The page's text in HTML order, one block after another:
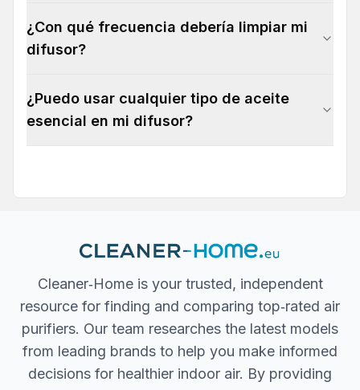
¿Con qué frecuencia debería limpiar mi
difusor?
¿Puedo usar cualquier tipo de aceite
esencial en mi difusor?
Cleaner‐Home is your trusted, independent
resource for finding and comparing top‐rated air
purifiers. Our team researches the latest models
from leading brands to help you make informed
decisions for healthier indoor air. By providing